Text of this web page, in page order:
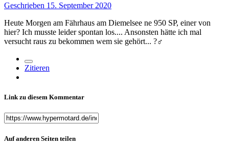
Geschrieben 15. September 2020
Heute Morgen am Fährhaus am Diemelsee ne 950 SP, einer von
hier? Ich musste leider spontan los.... Ansonsten hätte ich mal
versucht raus zu bekommen wem sie gehört... ?‍♂️
Zitieren
Link zu diesem Kommentar
Auf anderen Seiten teilen